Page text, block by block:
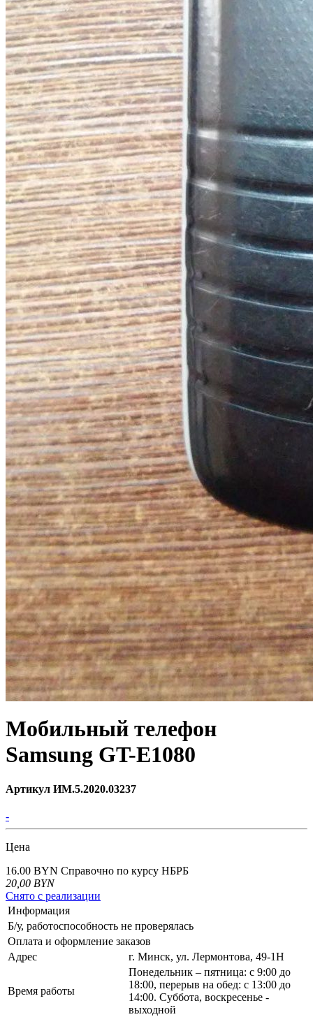
Мобильный телефон
Samsung GT-E1080
Артикул ИМ.5.2020.03237
-
Цена
16.00 BYN Справочно по курсу НБРБ
20,00 BYN
Снято с реализации
Информация
Б/у, работоспособность не проверялась
Оплата и оформление заказов
Адрес
г. Минск, ул. Лермонтова, 49-1Н
Время работы
Понедельник – пятница: с 9:00 до
18:00, перерыв на обед: с 13:00 до
14:00. Суббота, воскресенье -
выходной